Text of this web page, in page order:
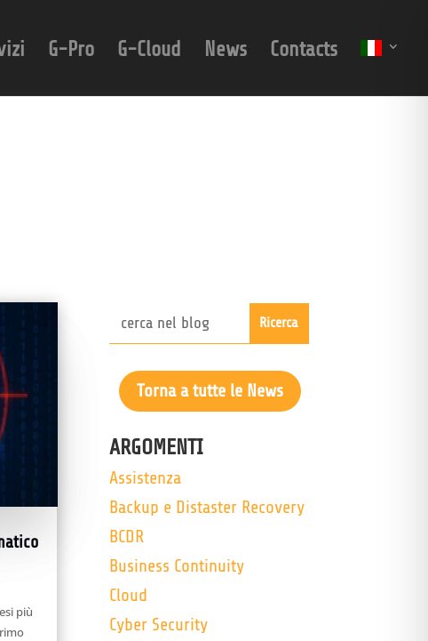
G-Pro G-Cloud News Contacts
più
Torna a tutte le News
ARGOMENTI
Assistenza
Backup e Distaster Recovery
BCDR
Business Continuity
Cloud
Cyber Security